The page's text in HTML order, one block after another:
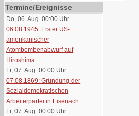
Termine/Ereignisse
Do, 06. Aug. 00:00 Uhr
06.08.1945: Erster US-
amerikanischer
Atombombenabwurf auf
Hiroshima.
Fr, 07. Aug. 00:00 Uhr
07.08.1869: Gründung der
Sozialdemokratischen
Arbeiterpartei in Eisenach.
Fr, 07. Aug. 00:00 Uhr